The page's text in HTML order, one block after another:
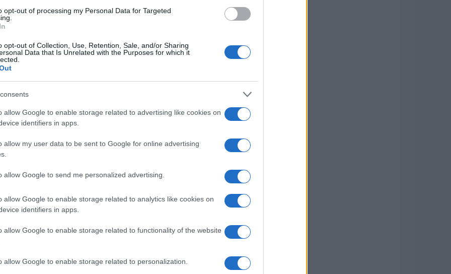
opt-out of processing my Personal Data for Targeted
opt-out of Collection, Use, Retention, Sale, and/or Sharing
Data that Is Unrelated with the Purposes for which it
allow Google to enable storage related to advertising like cookies on
identifiers in apps.
allow my user data to be sent to Google for online advertising
allow Google to send me personalized advertising.
allow Google to enable storage related to analytics like cookies on
identifiers in apps.
allow Google to enable storage related to functionality of the website
allow Google to enable storage related to personalization.
sont pas acceptables.
lucratif, son hôpital, qui dispose d’environ 200 lits
pas réalisé de bénéfices depuis un certain temps.
avec une activité chirurgicale importante, neuf
une grande maternité de niveau « 2b » (capable
de soins intensifs néonatals), et un service
met en évidence les chiffres déficitaires apparents :
2020-2021 (le budget est estimé sur une base
d’euros pour 2021-2022 et 7,6 millions d’euros
financière préoccupante par rapport à son chiffre
du coût de l’électricité, des fournitures
choses compliquées. « Tout est devenu plus
la crise du Covid-19 ne s’est pas avérée facile
il précise que le retour au niveau pré-crise
chiffre d’affaires est générée par la maternité, un